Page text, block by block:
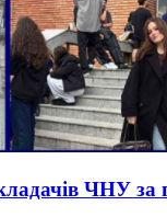
ЧНУ